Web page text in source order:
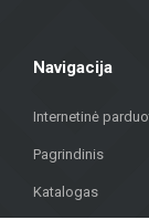
Navigacija
Internetinė
Pagrindinis
Katalogas